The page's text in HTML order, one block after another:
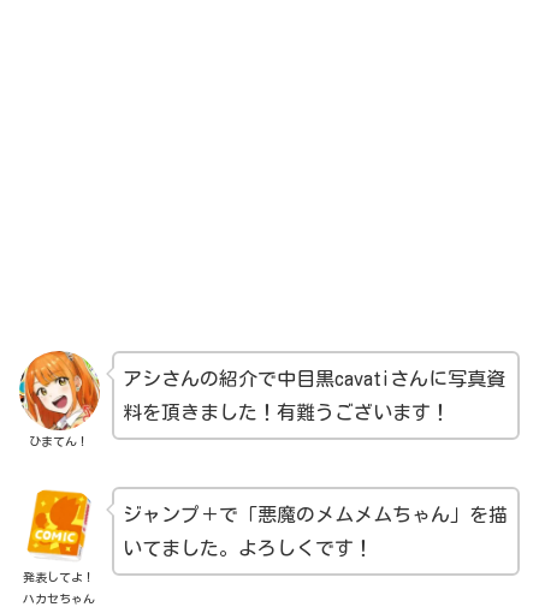
ひまてん！
アシさんの紹介で中目黒cavatiさんに写真資
料を頂きました！有難うございます！
発表してよ！
ハカセちゃん
ジャンプ＋で「悪魔のメムメムちゃん」を描
いてました。よろしくです！